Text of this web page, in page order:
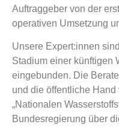
Auftraggeber von der
operativen Umsetzung
Unsere Expert:innen
Stadium einer künftigen
eingebunden. Die
und die öffentliche
„Nationalen
Bundesregierung über